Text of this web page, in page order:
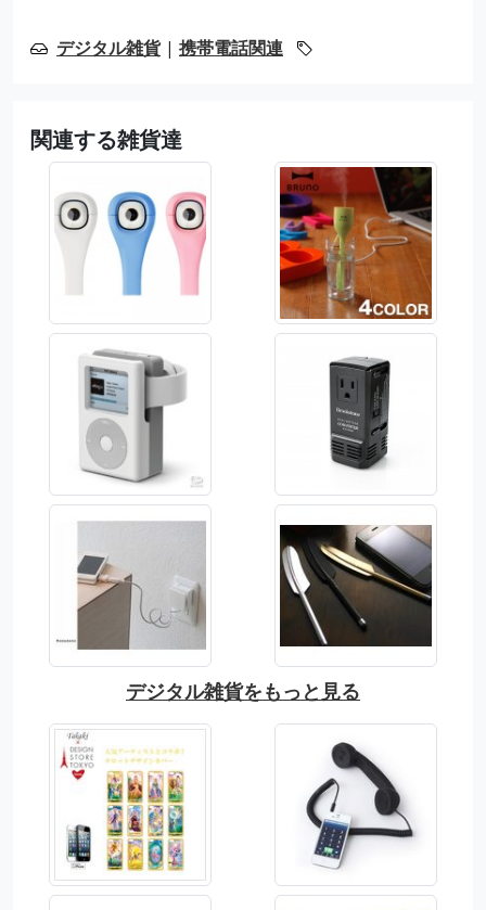
デジタル雑貨| 携帯電話関連
関連する雑貨達
デジタル雑貨をもっと見る